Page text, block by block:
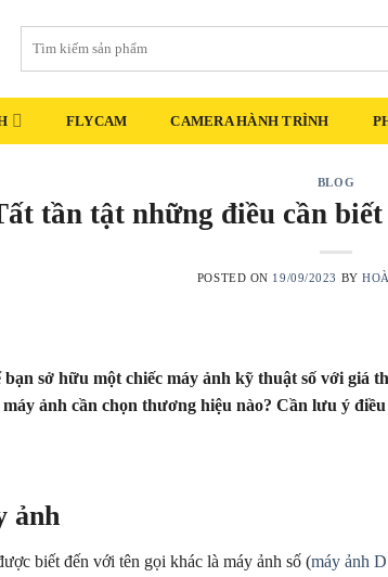
kiếm:
FLYCAM CAMERA HÀNH TRÌNH
BLOG
tần tật những điều cần
POSTED ON 19/09/2023 BY
sở hữu một chiếc máy ảnh kỹ thuật số với giá
ảnh cần chọn thương hiệu nào? Cần lưu ý
ảnh
biết đến với tên gọi khác là máy ảnh số (máy ảnh